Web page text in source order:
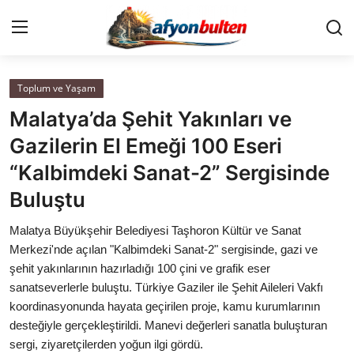
Anasayfa
Cumhurbaşkanlığı
Genel Merkez
Valilikler
Gallery
Bakanlıklar
Toplum ve Yaşam
Malatya’da Şehit Yakınları ve
Gazilerin El Emeği 100 Eseri
“Kalbimdeki Sanat-2” Sergisinde
Buluştu
Malatya Büyükşehir Belediyesi Taşhoron Kültür ve Sanat
Merkezi'nde açılan "Kalbimdeki Sanat-2" sergisinde, gazi ve
şehit yakınlarının hazırladığı 100 çini ve grafik eser
sanatseverlerle buluştu. Türkiye Gaziler ile Şehit Aileleri Vakfı
koordinasyonunda hayata geçirilen proje, kamu kurumlarının
desteğiyle gerçekleştirildi. Manevi değerleri sanatla buluşturan
sergi, ziyaretçilerden yoğun ilgi gördü.